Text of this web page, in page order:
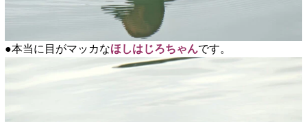
●本当に目がマッカなほしはじろちゃんです。